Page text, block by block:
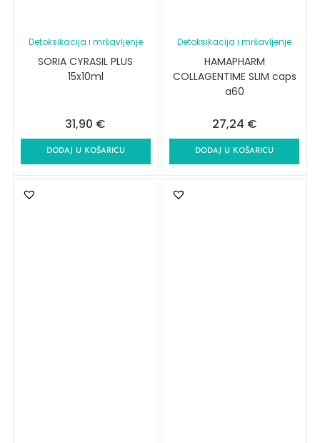
Detoksikacija i mršavljenje
SORIA CYRASIL PLUS
15x10ml
31,90 €
DODAJ U KOŠARICU
Detoksikacija i mršavljenje
HAMAPHARM
COLLAGENTIME SLIM caps
a60
27,24 €
DODAJ U KOŠARICU